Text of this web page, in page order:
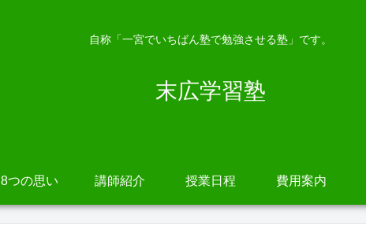
自称「一宮でいちばん塾で勉強させる塾」です。
末広学習塾
8つの思い 講師紹介 授業日程 費用案内